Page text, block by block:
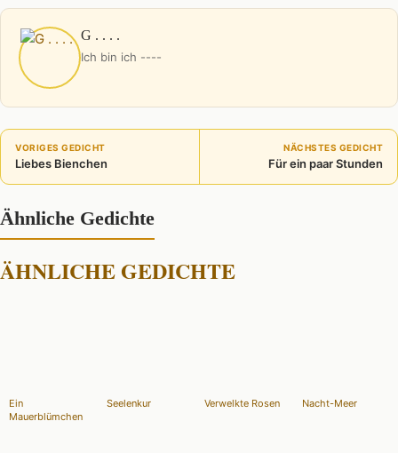
G . . . .
Ich bin ich ----
VORIGES GEDICHT
Liebes Bienchen
NÄCHSTES GEDICHT
Für ein paar Stunden
Ähnliche Gedichte
ÄHNLICHE GEDICHTE
Ein
Mauerblümchen
Seelenkur Verwelkte Rosen Nacht-Meer